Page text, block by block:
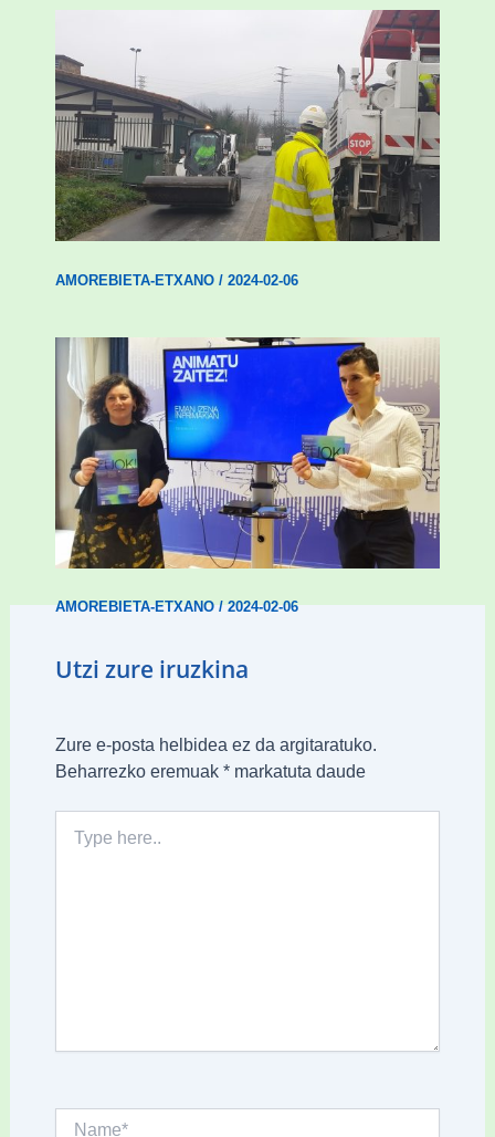
Amorebieta-Etxanok auzoak hobetzeko
plan integrala ezarri du
AMOREBIETA-ETXANO/ 2024-02-06
Amorebietak gazteen inklusio aktiboa
bultzatu du “ZUOK” ekimenarekin
AMOREBIETA-ETXANO/2024-02-06
Utzi zure iruzkina
Zure e-posta helbidea ez da argitaratuko.
Beharrezko eremuak *markatuta daude
here..
Name*